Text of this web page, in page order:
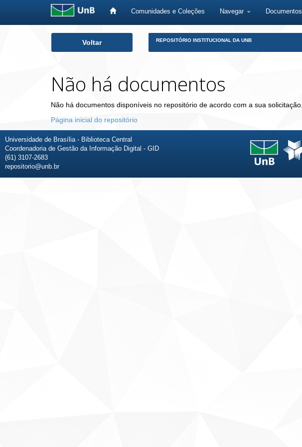
Comunidades e Coleções Navegar Documentos
Voltar REPOSITÓRIO INSTITUCIONAL DA UNB
Não há documentos
Não há documentos disponíveis no repositório de acordo com a sua solicitação.
Página inicial do repositório
Universidade de Brasília - Biblioteca Central
Coordenadoria de Gestão da Informação Digital - GID
(61) 3107-2683
repositorio@unb.br